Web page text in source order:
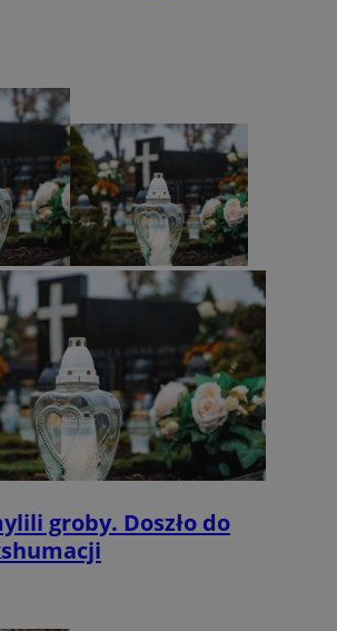
groby. Doszło do